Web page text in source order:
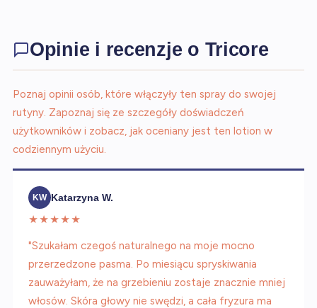
Opinie i recenzje o Tricore
Poznaj opinii osób, które włączyły ten spray do swojej
rutyny. Zapoznaj się ze szczegóły doświadczeń
użytkowników i zobacz, jak oceniany jest ten lotion w
codziennym użyciu.
KW Katarzyna W.
★★★★★
"Szukałam czegoś naturalnego na moje mocno
przerzedzone pasma. Po miesiącu spryskiwania
zauważyłam, że na grzebieniu zostaje znacznie mniej
włosów. Skóra głowy nie swędzi, a cała fryzura ma